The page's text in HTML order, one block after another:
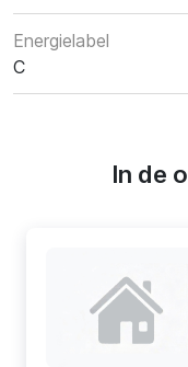
Energielabel
C
In de